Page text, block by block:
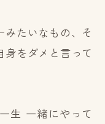
みたいなもの、そ
身をダメと言って
生 一緒にやって